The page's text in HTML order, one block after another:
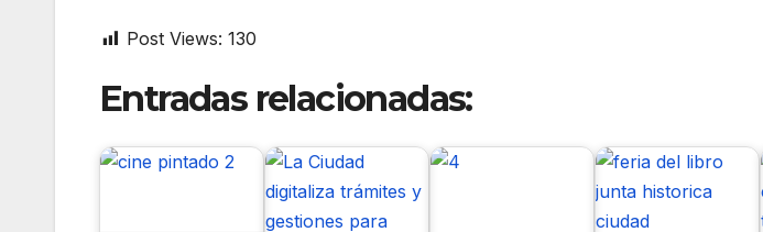
Post Views: 130
Entradas relacionadas: